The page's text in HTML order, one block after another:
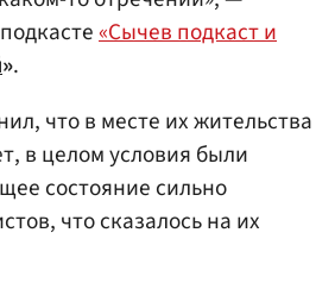
«Сычев подкаст и
».
что в месте их жительства
в целом условия были
состояние сильно
что сказалось на их